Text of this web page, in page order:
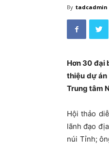
By tadcadmin
Hơn 30 đại
thiệu dự án
Trung tâm
Hội thảo
lãnh đạo
núi Tỉnh;